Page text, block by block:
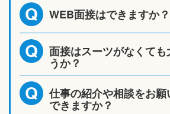
Q WEB面接はできますか？
Q 面接はスーツがなくても
うか？
Q 仕事の紹介や相談をお
できますか？